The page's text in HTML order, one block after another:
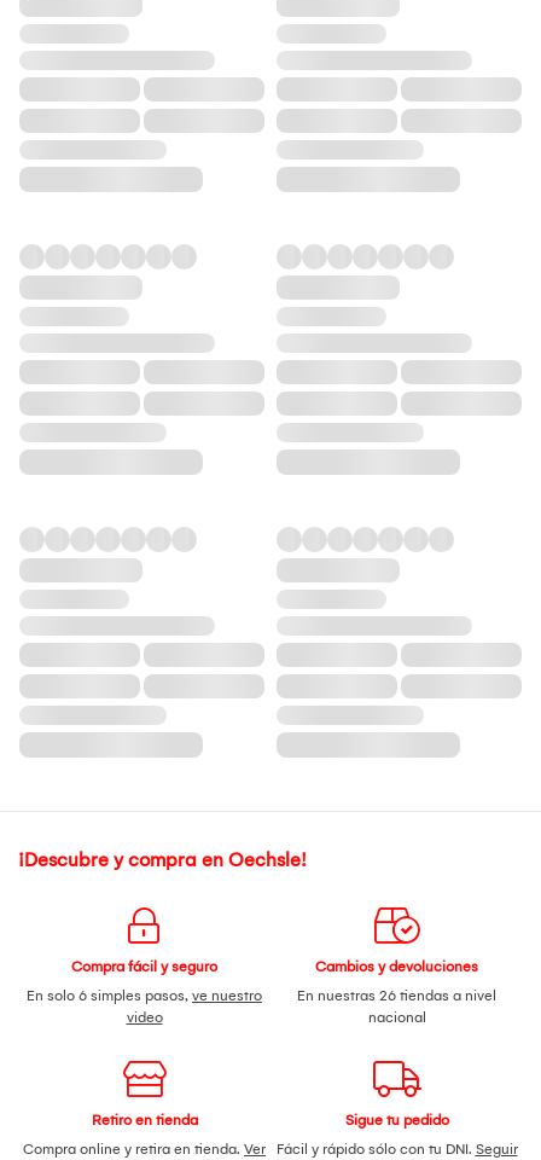
¡Descubre y compra en Oechsle!
Compra fácil y seguro
En solo 6 simples pasos, ve nuestro
video
Cambios y devoluciones
En nuestras 26 tiendas a nivel
nacional
Retiro en tienda
Compra online y retira en tienda. Ver
Sigue tu pedido
Fácil y rápido sólo con tu DNI. Seguir